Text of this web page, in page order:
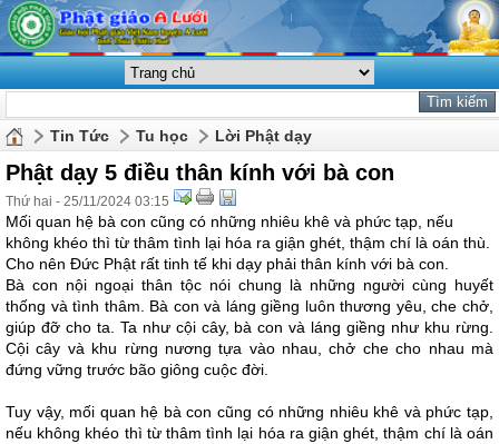
Tin Tức Tu học Lời Phật dạy
Phật dạy 5 điều thân kính với bà con
Thứ hai - 25/11/2024 03:15
Mối quan hệ bà con cũng có những nhiêu khê và phức tạp, nếu
không khéo thì từ thâm tình lại hóa ra giận ghét, thậm chí là oán thù.
Cho nên Đức Phật rất tinh tế khi dạy phải thân kính với bà con.
Bà con nội ngoại thân tộc nói chung là những người cùng huyết
thống và tình thâm. Bà con và láng giềng luôn thương yêu, che chở,
giúp đỡ cho ta. Ta như cội cây, bà con và láng giềng như khu rừng.
Cội cây và khu rừng nương tựa vào nhau, chở che cho nhau mà
đứng vững trước bão giông cuộc đời.
Tuy vậy, mối quan hệ bà con cũng có những nhiêu khê và phức tạp,
nếu không khéo thì từ thâm tình lại hóa ra giận ghét, thậm chí là oán